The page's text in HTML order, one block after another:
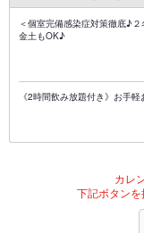
＜個室完備感染症対策徹底♪
金土もOK♪
《2時間飲み放題付き》お手
カレ
下記ボタンを